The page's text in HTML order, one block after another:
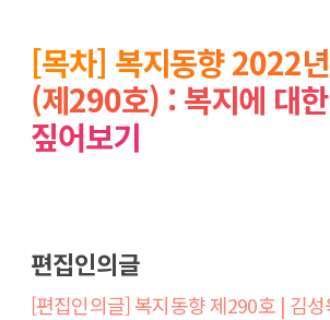
[목차] 복지동향 2022
(제290호) : 복지에 대
짚어보기
편집인의글
[편집인의글] 복지동향 제290호 | 김성